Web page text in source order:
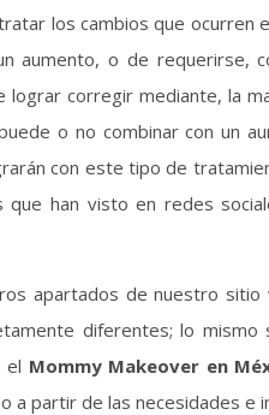
los cambios que ocurren
aumento, o de requerirse,
lograr corregir mediante, la
o no combinar con un
con este tipo de
que han visto en redes
apartados de nuestro sitio
diferentes; lo mismo
el Mommy Makeover en
partir de las necesidades e